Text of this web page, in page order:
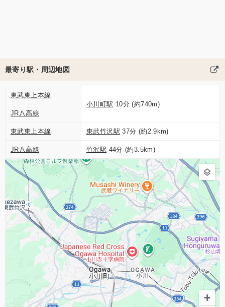
最寄り駅・周辺地図
東武東上本線
小川町駅 10分 (約740m)
JR八高線
東武東上本線 東武竹沢駅 37分 (約2.9km)
JR八高線 竹沢駅 44分 (約3.5km)
+